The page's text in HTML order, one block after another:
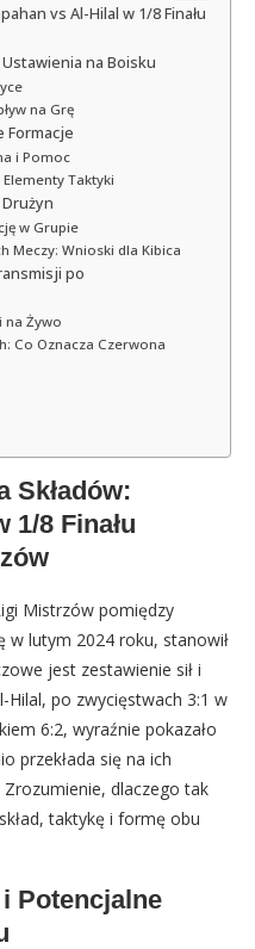
vs Al-Hilal w 1/8 Finału
na Boisku
na Grę
Formacje
i Pomoc
Taktyki
w Grupie
Meczy: Wnioski dla Kibica
po
na Żywo
Co Oznacza Czerwona
Składów:
1/8 Finału
Mistrzów pomiędzy
w lutym 2024 roku, stanowił
jest zestawienie sił i
Hilal, po zwycięstwach 3:1 w
6:2, wyraźnie pokazało
przekłada się na ich
dlaczego tak
taktykę i formę obu
Potencjalne